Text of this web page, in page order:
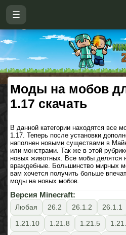
☰
Моды на мобов
1.17 скачать
В данной категории находятся все
1.17. Теперь после установки
наполнен новыми существами в
или монстрами. Так-же в этой
новых животных. Все мобы делятся
враждебные. Большинство мирных
вам хочется получить больше
моды на новых мобов.
Версия Minecraft:
Любая 26.2 26.1.2 26.1.1
1.21.10
1.21.8 1.21.5